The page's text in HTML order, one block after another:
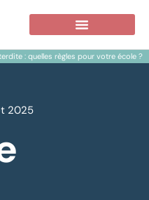
: quelles règles pour votre école ?
2025